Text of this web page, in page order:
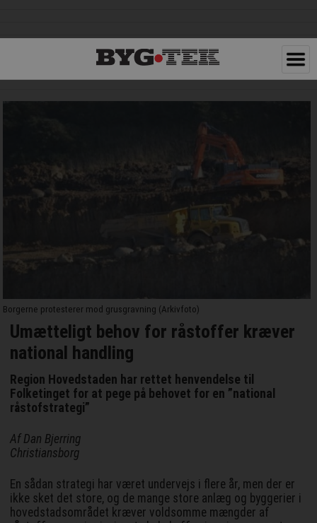
Borgerne protesterer mod grusgravning (Arkivfoto)
Umætteligt behov for råstoffer kræver
national handling
Region Hovedstaden har rettet henvendelse til
Folketinget for at pege på behovet for en ”national
råstofstrategi”
Af Dan Bjerring
Christiansborg
En sådan strategi har været undervejs i flere år, men der er
ikke sket det store, og de mange store anlæg og byggerier i
hovedstadsområdet kræver voldsomme mængder af